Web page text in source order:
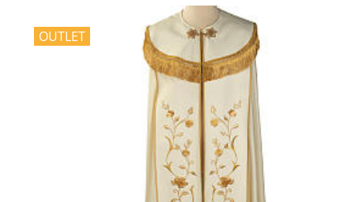
OUTLET